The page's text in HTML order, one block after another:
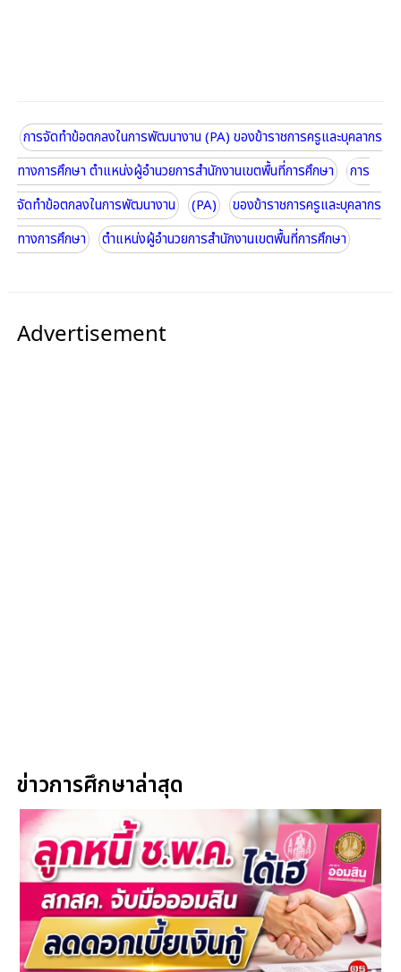
การจัดทำข้อตกลงในการพัฒนางาน (PA) ของข้าราชการครูและบุคลากร
ทางการศึกษา ตำแหน่งผู้อำนวยการสำนักงานเขตพื้นที่การศึกษา
การ
จัดทำข้อตกลงในการพัฒนางาน
(PA)
ของข้าราชการครูและบุคลากร
ทางการศึกษา
ตำแหน่งผู้อำนวยการสำนักงานเขตพื้นที่การศึกษา
Advertisement
ข่าวการศึกษาล่าสุด